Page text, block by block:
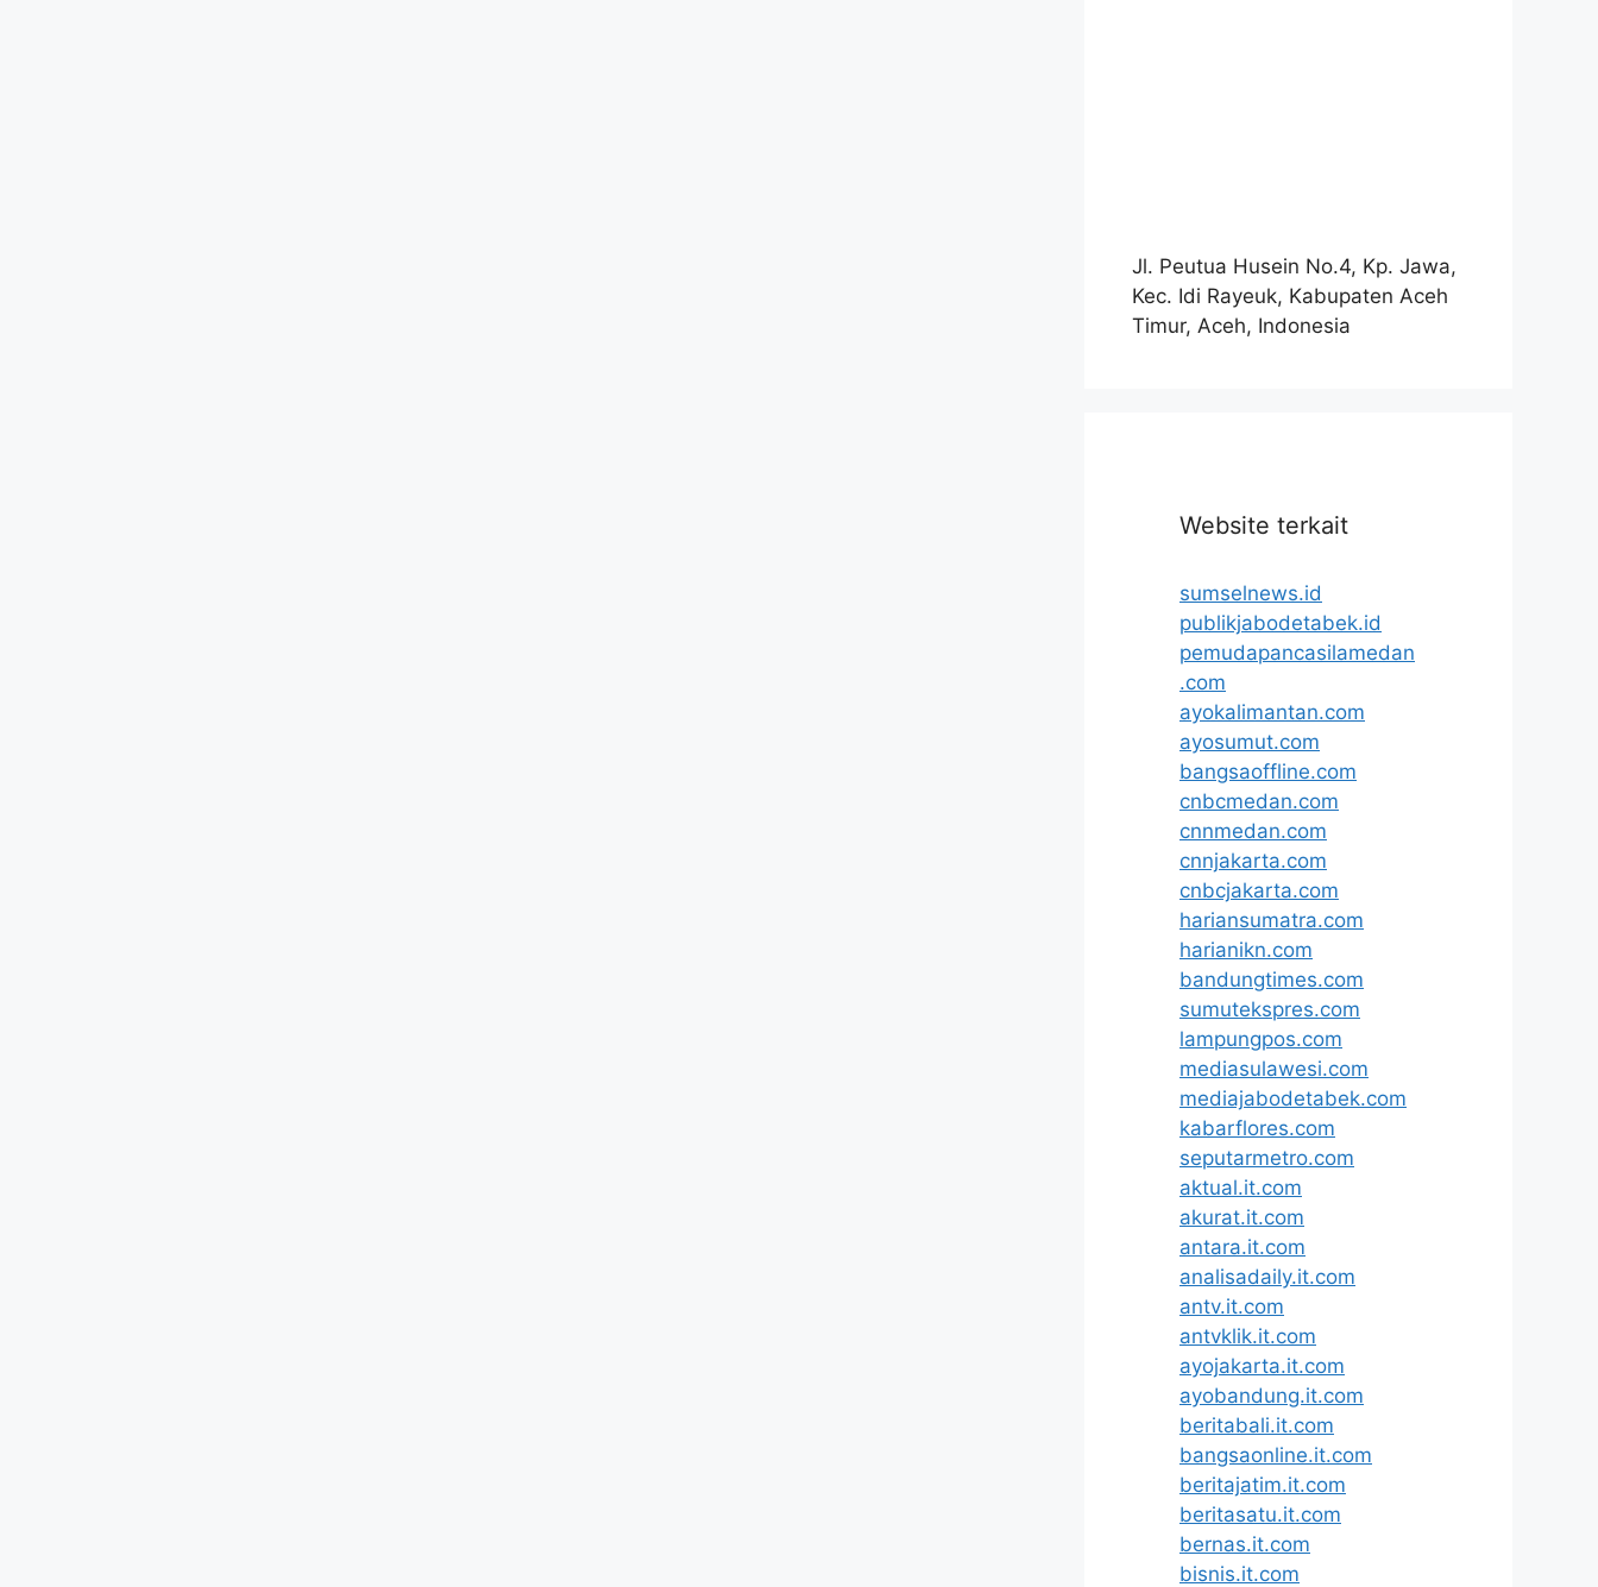
Jl. Peutua Husein No.4, Kp. Jawa,
Kec. Idi Rayeuk, Kabupaten Aceh
Timur, Aceh, Indonesia
Website terkait
sumselnews.id
publikjabodetabek.id
pemudapancasilamedan
.com
ayokalimantan.com
ayosumut.com
bangsaoffline.com
cnbcmedan.com
cnnmedan.com
cnnjakarta.com
cnbcjakarta.com
hariansumatra.com
harianikn.com
bandungtimes.com
sumutekspres.com
lampungpos.com
mediasulawesi.com
mediajabodetabek.com
kabarflores.com
seputarmetro.com
aktual.it.com
akurat.it.com
antara.it.com
analisadaily.it.com
antv.it.com
antvklik.it.com
ayojakarta.it.com
ayobandung.it.com
beritabali.it.com
bangsaonline.it.com
beritajatim.it.com
beritasatu.it.com
bernas.it.com
bisnis.it.com